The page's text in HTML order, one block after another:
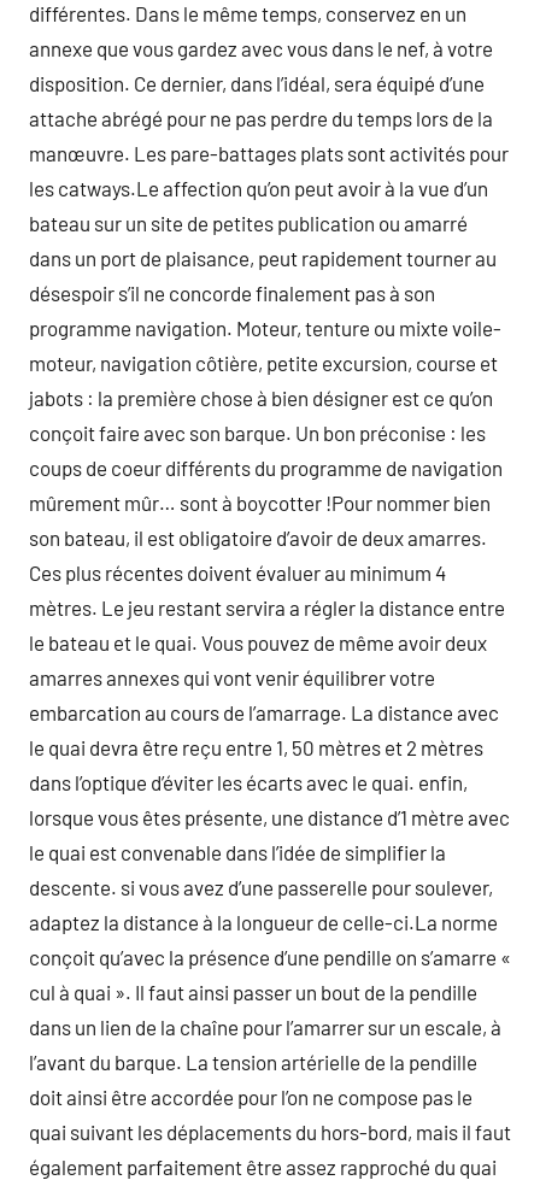
différentes. Dans le même temps, conservez en un
annexe que vous gardez avec vous dans le nef, à votre
disposition. Ce dernier, dans l’idéal, sera équipé d’une
attache abrégé pour ne pas perdre du temps lors de la
manœuvre. Les pare-battages plats sont activités pour
les catways.Le affection qu’on peut avoir à la vue d’un
bateau sur un site de petites publication ou amarré
dans un port de plaisance, peut rapidement tourner au
désespoir s’il ne concorde finalement pas à son
programme navigation. Moteur, tenture ou mixte voile-
moteur, navigation côtière, petite excursion, course et
jabots : la première chose à bien désigner est ce qu’on
conçoit faire avec son barque. Un bon préconise : les
coups de coeur différents du programme de navigation
mûrement mûr… sont à boycotter !Pour nommer bien
son bateau, il est obligatoire d’avoir de deux amarres.
Ces plus récentes doivent évaluer au minimum 4
mètres. Le jeu restant servira a régler la distance entre
le bateau et le quai. Vous pouvez de même avoir deux
amarres annexes qui vont venir équilibrer votre
embarcation au cours de l’amarrage. La distance avec
le quai devra être reçu entre 1, 50 mètres et 2 mètres
dans l’optique d’éviter les écarts avec le quai. enfin,
lorsque vous êtes présente, une distance d’1 mètre avec
le quai est convenable dans l’idée de simplifier la
descente. si vous avez d’une passerelle pour soulever,
adaptez la distance à la longueur de celle-ci.La norme
conçoit qu’avec la présence d’une pendille on s’amarre «
cul à quai ». Il faut ainsi passer un bout de la pendille
dans un lien de la chaîne pour l’amarrer sur un escale, à
l’avant du barque. La tension artérielle de la pendille
doit ainsi être accordée pour l’on ne compose pas le
quai suivant les déplacements du hors-bord, mais il faut
également parfaitement être assez rapproché du quai